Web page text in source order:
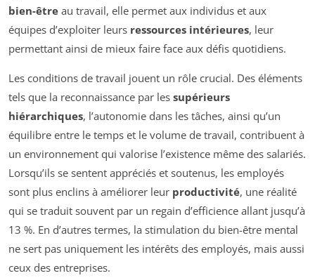
bien-être au travail, elle permet aux individus et aux
équipes d’exploiter leurs ressources intérieures, leur
permettant ainsi de mieux faire face aux défis quotidiens.
Les conditions de travail jouent un rôle crucial. Des éléments
tels que la reconnaissance par les supérieurs
hiérarchiques, l’autonomie dans les tâches, ainsi qu’un
équilibre entre le temps et le volume de travail, contribuent à
un environnement qui valorise l’existence même des salariés.
Lorsqu’ils se sentent appréciés et soutenus, les employés
sont plus enclins à améliorer leur productivité, une réalité
qui se traduit souvent par un regain d’efficience allant jusqu’à
13 %. En d’autres termes, la stimulation du bien-être mental
ne sert pas uniquement les intérêts des employés, mais aussi
ceux des entreprises.